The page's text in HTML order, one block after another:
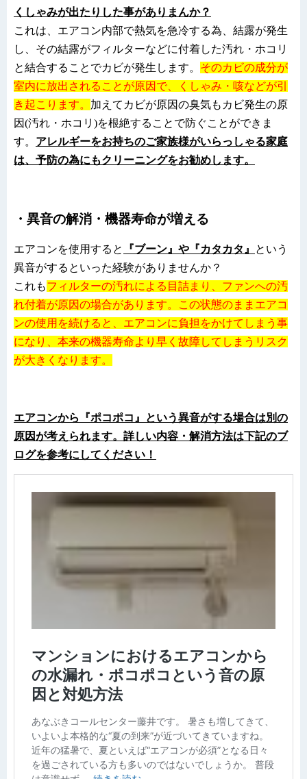
くしゃみが出たりした事がありまんか？
これは、エアコン内部で熱気を急冷する為、結露が発生
し、その結露がフィルターなどに付着した汚れ・ホコリ
と結合することでカビが発生します。 そのカビの成分が
室内に放出されることが原因で、くしゃみ・咳などが引
き起こります。 加えてカビが原因の臭気もカビ発生の原
因(汚れ・ホコリ )を根絶することで防ぐことができま
す。 アレルギーをお持ちのご家族様がいらっしゃる家庭
は、予防の為にもクリーニングをお勧めします。
・異音の解消・機器寿命が増える
エアコンを使用すると 『ブーン』や『カタカタ』
という
異音がするといった経験がありませんか？
これもフィルターの汚れによる目詰まり、ファンへの汚
れ付着が原因の場合があります。この状態のままエアコ
ンの使用を続けると、エアコンに負担をかけてしまう事
になり、本来の機器寿命より早く故障してしまうリスク
が大きくなります。
エアコンから『ポコポコ』という異音がする場合は別の
原因が考えられます。詳しい内容・解消方法は下記のブ
ログを参考にしてください！